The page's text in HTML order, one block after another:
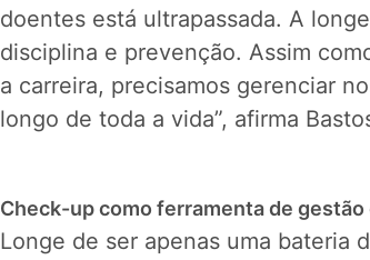
doentes está ultrapassada. A
disciplina e prevenção. Assim
a carreira, precisamos gerenciar
longo de toda a vida”, afirma
Check-up como ferramenta de gestão
Longe de ser apenas uma bateria